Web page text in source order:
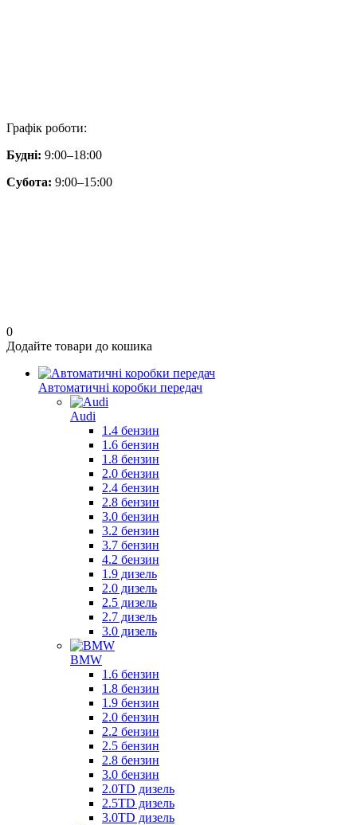
Графік роботи:
Будні: 9:00–18:00
Субота: 9:00–15:00
0
Додайте товари до кошика
Автоматичні коробки передач
Audi
1.4 бензин
1.6 бензин
1.8 бензин
2.0 бензин
2.4 бензин
2.8 бензин
3.0 бензин
3.2 бензин
3.7 бензин
4.2 бензин
1.9 дизель
2.0 дизель
2.5 дизель
2.7 дизель
3.0 дизель
BMW
1.6 бензин
1.8 бензин
1.9 бензин
2.0 бензин
2.2 бензин
2.5 бензин
2.8 бензин
3.0 бензин
2.0TD дизель
2.5TD дизель
3.0TD дизель